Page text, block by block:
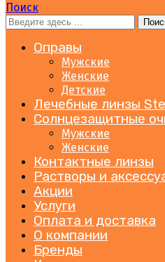
Поиск
Оправы
Мужские
Женские
Детские
Лечебные линзы
Солнцезащитные
Мужские
Женские
Контактные линзы
Растворы и
Акции
Услуги
Оплата и доставка
О компании
Бренды